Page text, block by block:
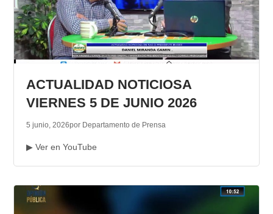
ACTUALIDAD NOTICIOSA
VIERNES 5 DE JUNIO 2026
5 junio, 2026por Departamento de Prensa
▶ Ver en YouTube